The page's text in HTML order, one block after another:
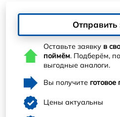
Отправить
Оставьте заявку в
поймём. Подберём,
выгодные аналоги.
Вы получите
Цены актуальны